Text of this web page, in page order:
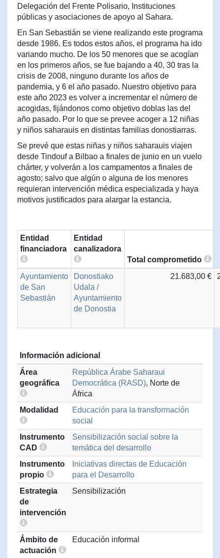
Delegación del Frente Polisario, Instituciones
públicas y asociaciones de apoyo al Sahara.
En San Sebastián se viene realizando este programa
desde 1986. Es todos estos años, el programa ha ido
variando mucho. De los 50 menores que se acogían
en los primeros años, se fue bajando a 40, 30 tras la
crisis de 2008, ninguno durante los años de
pandemia, y 6 el año pasado. Nuestro objetivo para
este año 2023 es volver a incrementar el número de
acogidas, fijándonos como objetivo doblas las del
año pasado. Por lo que se prevee acoger a 12 niñas
y niños saharauis en distintas familias donostiarras.
Se prevé que estas niñas y niños saharauis viajen
desde Tindouf a Bilbao a finales de junio en un vuelo
chárter, y volverán a los campamentos a finales de
agosto; salvo que algún o alguna de los menores
requieran intervención médica especializada y haya
motivos justificados para alargar la estancia.
Entidad
financiadora
Entidad
canalizadora
Total comprometido
Ayuntamiento
de San
Sebastián
Donostiako
Udala /
Ayuntamiento
de Donostia
21.683,00 €
Información adicional
Área
geográfica
República Árabe Saharaui
Democrática (RASD), Norte de
África
Modalidad
Educación para la transformación
social
Instrumento
CAD
Sensibilización social sobre la
temática del desarrollo
Instrumento
propio
Iniciativas directas de Educación
para el Desarrollo
Estrategia
de
intervención
Sensibilización
Ámbito de
actuación
Educación informal